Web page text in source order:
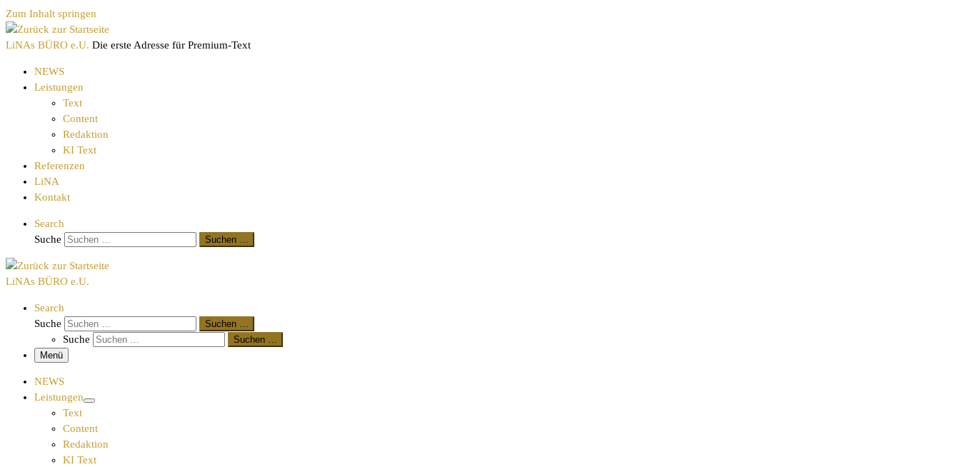
Zum Inhalt springen
LiNAs BÜRO e.U. Die erste Adresse für Premium-Text
NEWS
Leistungen
Text
Content
Redaktion
KI Text
Referenzen
LiNA
Kontakt
Search
Suche
Suchen …
LiNAs BÜRO e.U.
Search
Suche
Suchen …
Suche
Suchen …
Menü
NEWS
Leistungen
Text
Content
Redaktion
KI Text